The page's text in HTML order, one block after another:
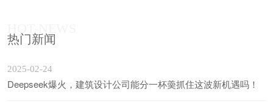
热门新闻
2025-02-24
Deepseek爆火，建筑设计公司能分一杯羮抓住这波新机遇吗！